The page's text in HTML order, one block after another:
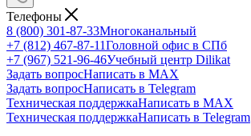
Телефоны
8 (800) 301-87-33Многоканальный
+7 (812) 467-87-11Головной офис в СПб
+7 (967) 521-96-46Учебный центр Dilikat
Задать вопросНаписать в MAX
Задать вопросНаписать в Telegram
Техническая поддержкаНаписать в MAX
Техническая поддержкаНаписать в Telegram